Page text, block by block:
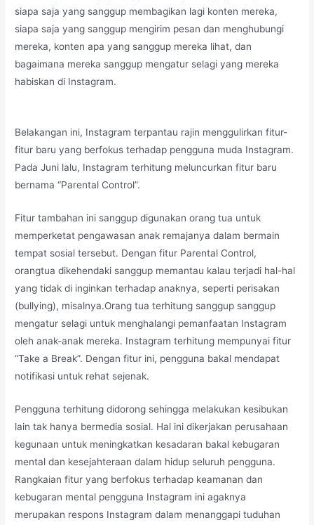
siapa saja yang sanggup membagikan lagi konten mereka,
siapa saja yang sanggup mengirim pesan dan menghubungi
mereka, konten apa yang sanggup mereka lihat, dan
bagaimana mereka sanggup mengatur selagi yang mereka
habiskan di Instagram.
Belakangan ini, Instagram terpantau rajin menggulirkan fitur-
fitur baru yang berfokus terhadap pengguna muda Instagram.
Pada Juni lalu, Instagram terhitung meluncurkan fitur baru
bernama “Parental Control”.
Fitur tambahan ini sanggup digunakan orang tua untuk
memperketat pengawasan anak remajanya dalam bermain
tempat sosial tersebut. Dengan fitur Parental Control,
orangtua dikehendaki sanggup memantau kalau terjadi hal-hal
yang tidak di inginkan terhadap anaknya, seperti perisakan
(bullying), misalnya.Orang tua terhitung sanggup sanggup
mengatur selagi untuk menghalangi pemanfaatan Instagram
oleh anak-anak mereka. Instagram terhitung mempunyai fitur
“Take a Break”. Dengan fitur ini, pengguna bakal mendapat
notifikasi untuk rehat sejenak.
Pengguna terhitung didorong sehingga melakukan kesibukan
lain tak hanya bermedia sosial. Hal ini dikerjakan perusahaan
kegunaan untuk meningkatkan kesadaran bakal kebugaran
mental dan kesejahteraan dalam hidup seluruh pengguna.
Rangkaian fitur yang berfokus terhadap keamanan dan
kebugaran mental pengguna Instagram ini agaknya
merupakan respons Instagram dalam menanggapi tuduhan